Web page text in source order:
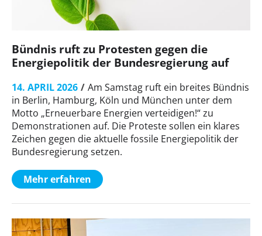
Bündnis ruft zu Protesten gegen die
Energiepolitik der Bundesregierung auf
14. APRIL 2026
Am Samstag ruft ein breites Bündnis
in Berlin, Hamburg, Köln und München unter dem
Motto „Erneuerbare Energien verteidigen!“ zu
Demonstrationen auf. Die Proteste sollen ein klares
Zeichen gegen die aktuelle fossile Energiepolitik der
Bundesregierung setzen.
Mehr erfahren